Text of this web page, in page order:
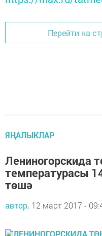
Перейти на
ЯҢАЛЫКЛАР
Лениногорскида
температурасы
төшә
автор, 12 март 2017 -